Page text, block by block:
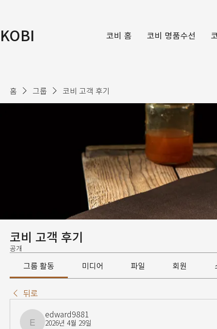
KOBI 코비 홈 코비 명품수선
홈 그룹 코비 고객 후기
코비 고객 후기
공개
그룹 활동 미디어 파일 회원
뒤로
edward9881
edward9881
2026년 4월 29일